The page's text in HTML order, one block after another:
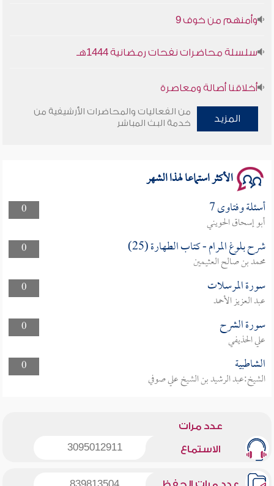
وأمنهم من خوف 9
سلسلة محاضرات نفحات رمضانية 1444هـ
أخلاقنا أصالة ومعاصرة
وأمنهم من خوف 9
المزيد
من الفعاليات والمحاضرات الأرشيفية من
خدمة البث المباشر
الأكثر استماعا لهذا الشهر
0 أسئلة وفتاوى 7
أبو إسحاق الحويني
0
شرح بلوغ المرام - كتاب الطهارة (25)
محمد بن صالح العثيمين
0
سورة المرسلات
عبد العزيز الأحمد
0
سورة الشرح
علي الحذيفي
0
الشاطبية
الشيخ:عبد الرشيد بن الشيخ علي صوفي
عدد مرات
الاستماع 3095012911